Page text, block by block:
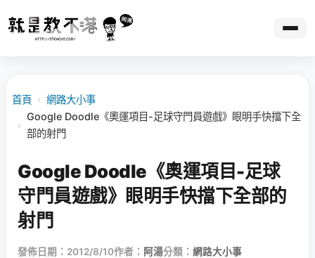
首頁 › 網路大小事
›
Google Doodle《奧運項目-足球守門員遊戲》眼明手快擋下全
部的射門
Google Doodle《奧運項目-足球
守門員遊戲》眼明手快擋下全部的
射門
發佈日期：2012/8/10作者： 阿湯分類： 網路大小事